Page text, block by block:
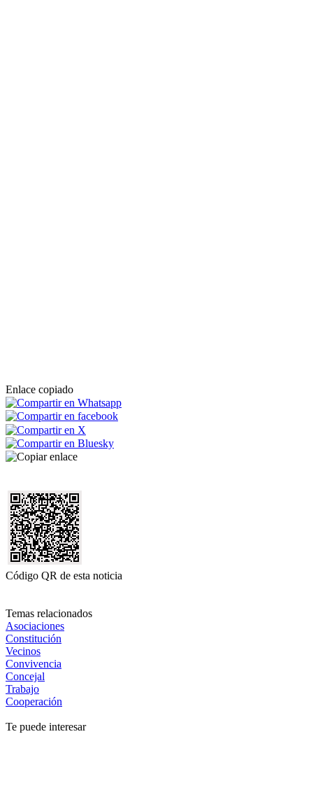
Enlace copiado
Código QR de esta noticia
Temas relacionados
Asociaciones
Constitución
Vecinos
Convivencia
Concejal
Trabajo
Cooperación
Te puede interesar